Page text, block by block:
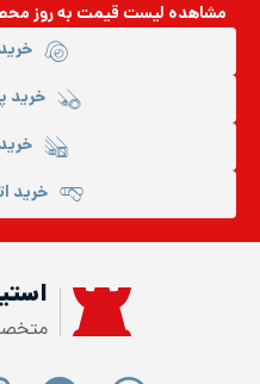
مشاهده لیست قیمت به روز
خرید
خرید